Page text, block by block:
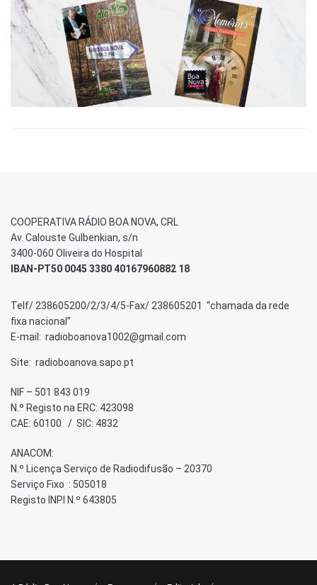
COOPERATIVA RÁDIO BOA NOVA, CRL
Av. Calouste Gulbenkian, s/n
3400-060 Oliveira do Hospital
IBAN-PT50 0045 3380 40167960882 18
Telf/ 238605200/2/3/4/5-Fax/ 238605201 “chamada da rede
fixa nacional”
E-mail: radioboanova1002@gmail.com
Site: radioboanova.sapo.pt
NIF – 501 843 019
N.º Registo na ERC: 423098
CAE: 60100 / SIC: 4832
ANACOM:
N.º Licença Serviço de Radiodifusão – 20370
Serviço Fixo : 505018
Registo INPI N.º 643805